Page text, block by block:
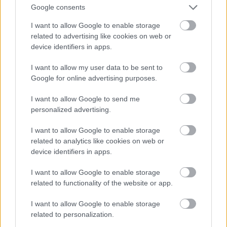
Google consents
I want to allow Google to enable storage
related to advertising like cookies on web or
device identifiers in apps.
I want to allow my user data to be sent to
Google for online advertising purposes.
I want to allow Google to send me
personalized advertising.
I want to allow Google to enable storage
related to analytics like cookies on web or
device identifiers in apps.
I want to allow Google to enable storage
related to functionality of the website or app.
I want to allow Google to enable storage
related to personalization.
RežisorsRegnārs Vaivars
izšauj starta raķeti krietnai
patriotisma devai Liepājas
teātra iestudējumā “Latviešu
Saturētbrūkošu sienu un
laiku. Recenzija par izrādi
Zemādas
kaislības. Recenzija
par izrādi „Svešā āda” Liepājas
teātrī
Atcelt Ziņot